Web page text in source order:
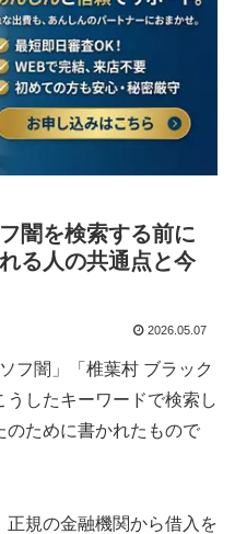
闇を検索する前に
る人の共通点と今
2026.05.07
フ闇」「椎葉村 ブラック
したキーワードで検索し
のために書かれたもので
規の金融機関から借入を